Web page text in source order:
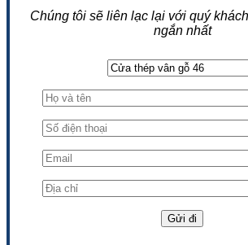
Chúng tôi sẽ liên lạc lại với quý
ngắn nhất